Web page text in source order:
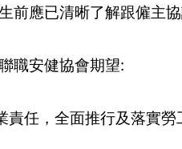
前應已清晰了解跟僱主
職安健協會期望:
責任，全面推行及落實勞